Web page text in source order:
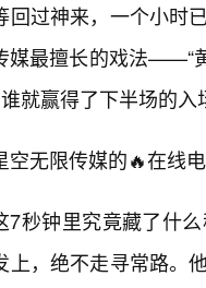
回过神来，一个小时
媒最擅长的戏法——“
就赢得了下半场的入
空无限传媒的🔥在线
7秒钟里究竟藏了什
上，绝不走寻常路。